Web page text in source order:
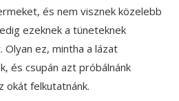
és nem visznek közelebb
ezeknek a tüneteknek
ez, mintha a lázat
és csupán azt próbálnánk
okát felkutatnánk.